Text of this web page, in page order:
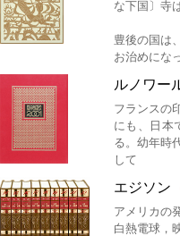
な下国〕寺
豊後の国は
お治めにな
ルノワー
フランスの
にも、日本
る。幼年時
して
エジソン
アメリカの
白熱電球，